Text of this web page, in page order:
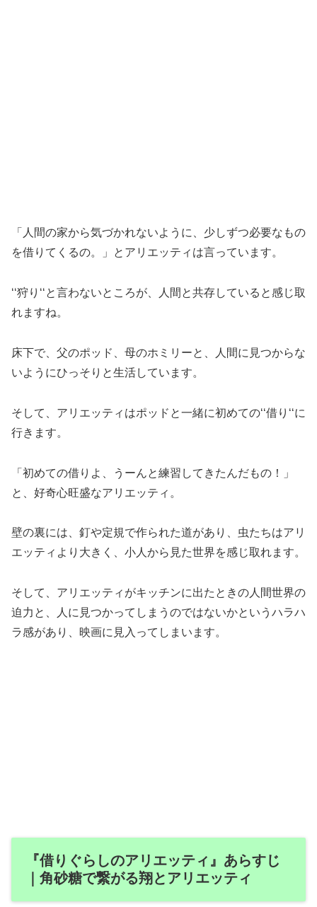
「人間の家から気づかれないように、少しずつ必要なもの
を借りてくるの。」とアリエッティは言っています。
‘‘狩り‘‘と言わないところが、人間と共存していると感じ取
れますね。
床下で、父のポッド、母のホミリーと、人間に見つからな
いようにひっそりと生活しています。
そして、アリエッティはポッドと一緒に初めての‘‘借り‘‘に
行きます。
「初めての借りよ、うーんと練習してきたんだもの！」
と、好奇心旺盛なアリエッティ。
壁の裏には、釘や定規で作られた道があり、虫たちはアリ
エッティより大きく、小人から見た世界を感じ取れます。
そして、アリエッティがキッチンに出たときの人間世界の
迫力と、人に見つかってしまうのではないかというハラハ
ラ感があり、映画に見入ってしまいます。
『借りぐらしのアリエッティ』あらすじ
｜角砂糖で繋がる翔とアリエッティ